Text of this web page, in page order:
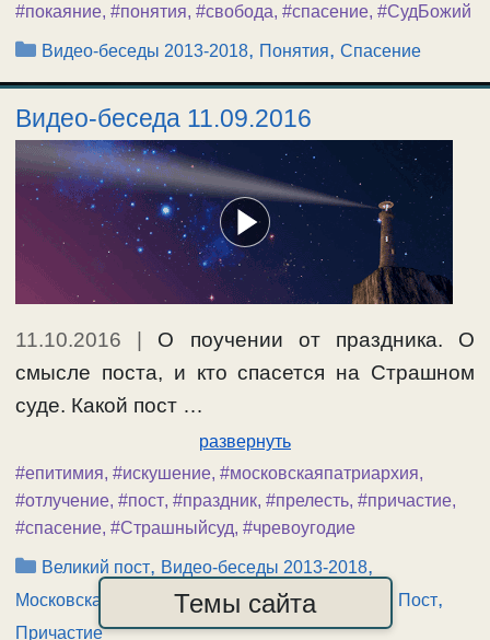
#покаяние, #понятия, #свобода, #спасение, #СудБожий
Рубрики
Видео-беседы 2013-2018, Понятия,Спасение
Видео-беседа 11.09.2016
11.10.2016
О поучении от праздника. О
смысле поста, и кто спасется на Страшном
суде. Какой пост …
развернуть
#епитимия, #искушение, #московскаяпатриархия,
#отлучение, #пост, #праздник, #прелесть, #причастие,
#спасение, #Страшныйсуд, #чревоугодие
Рубрики
Великий пост, Видео-беседы 2013-2018,
Московская Патриархия,Пища, Чревоугодие Пост,
Причастие
Темы сайта